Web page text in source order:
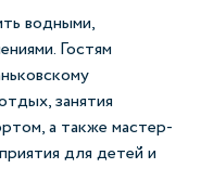
водными,
Гостям
занятия
а также мастер-
для детей и